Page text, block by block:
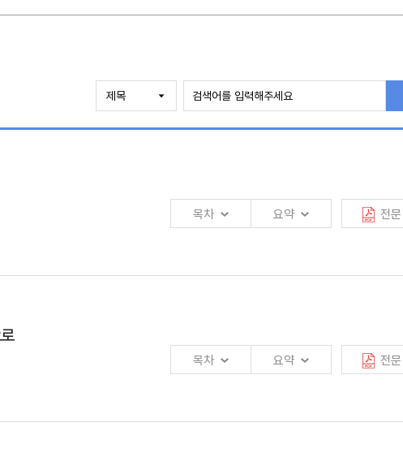
관리 사업의 일환으로 채택하는 등 정책적 지원도 필요하다.
목차 요약 전문
하고 전매대금을 수령할 수 있도록 허용하는 거래를 가리킨다. 생명보험 전매제도는
허용한 바 있는 만큼 우리나라 역시 생명보험 전매를 주시할 필요가 있다. 실제 2009년
. 그러나 최근 소비자 권익 보호에 대한 관심이 높아지고 있는 만큼 생명보험 전매제도의
있는 분석이 필요하다고 할 수 있다. 이에 본 보고서는 전매가 가장 활발하게 이루어지고
목차 요약 전문
해온 경우가 많다. 특히, 소비자 신뢰와 관련하여서는 개선되어야 할 내용이 상당하다.